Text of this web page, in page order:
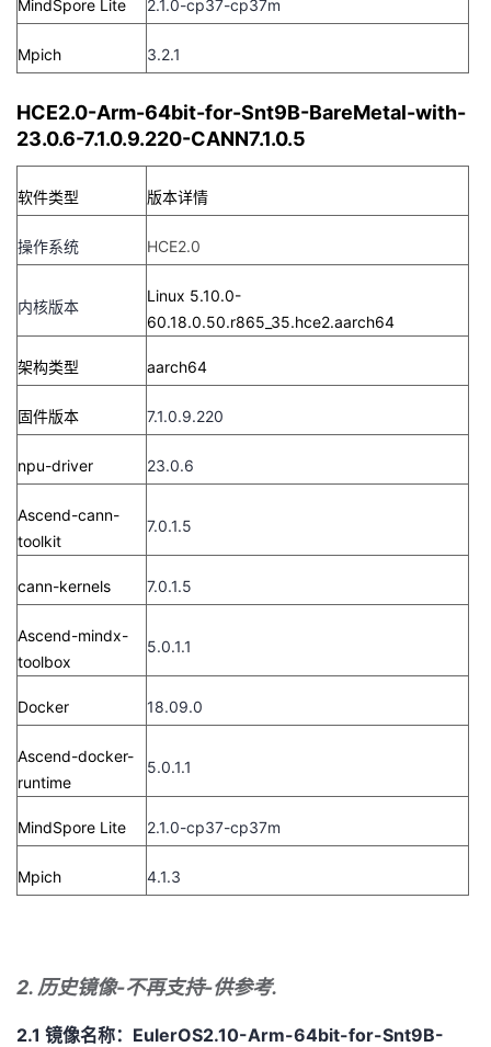
者
学
堂
我
的
课
程
我
的
认
证
我
的
实
验
我
的
收
藏
支
我
的
技
术
支
持
我
的
云
声
建
议
MindSpore Lite 2.1.0-cp37-cp37m
Mpich 3.2.1
HCE2.0-Arm-64bit-for-Snt9B-BareMetal-with-
23.0.6-7.1.0.9.220-CANN7.1.0.5
软件类型 版本详情
操作系统 HCE2.0
内核版本
Linux 5.10.0-
60.18.0.50.r865_35.hce2.aarch64
架构类型 aarch64
固件版本 7.1.0.9.220
npu-driver 23.0.6
Ascend-cann-
toolkit
7.0.1.5
cann-kernels 7.0.1.5
Ascend-mindx-
toolbox
5.0.1.1
Docker 18.09.0
Ascend-docker-
runtime
5.0.1.1
MindSpore Lite 2.1.0-cp37-cp37m
Mpich 4.1.3
2. 历史镜像-不再支持-供参考.
2.1 镜像名称：EulerOS2.10-Arm-64bit-for-Snt9B-